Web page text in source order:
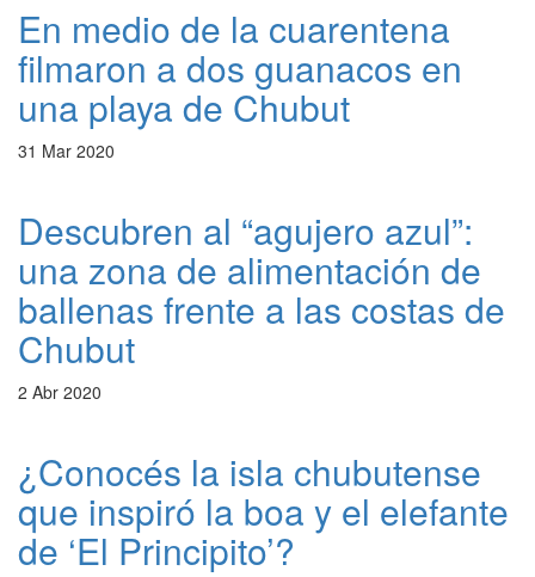
En medio de la cuarentena
filmaron a dos guanacos en
una playa de Chubut
31 Mar 2020
Descubren al “agujero azul”:
una zona de alimentación de
ballenas frente a las costas de
Chubut
2 Abr 2020
¿Conocés la isla chubutense
que inspiró la boa y el elefante
de ‘El Principito’?